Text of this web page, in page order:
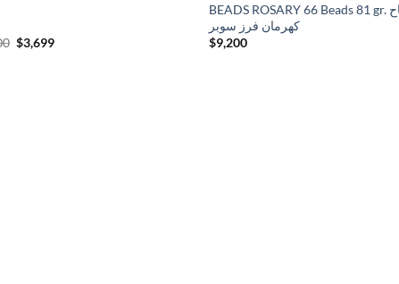
Original
price
$3,699Current
BEADS ROSARY 66 Beads 81 gr. مسباح
كهرمان فرز سوبر
$9,200